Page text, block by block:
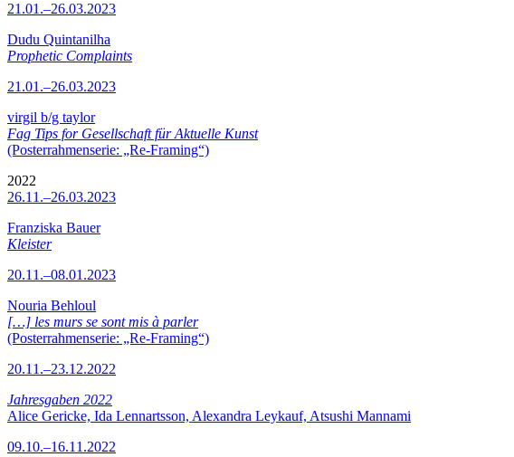
21.01.–26.03.2023
Dudu Quintanilha
Prophetic Complaints
21.01.–26.03.2023
virgil b/g taylor
Fag Tips for Gesellschaft für Aktuelle Kunst
(Posterrahmenserie: „Re-Framing“)
2022
26.11.–26.03.2023
Franziska Bauer
Kleister
20.11.–08.01.2023
Nouria Behloul
[…] les murs se sont mis à parler
(Posterrahmenserie: „Re-Framing“)
20.11.–23.12.2022
Jahresgaben 2022
Alice Gericke, Ida Lennartsson, Alexandra Leykauf, Atsushi Mannami
09.10.–16.11.2022